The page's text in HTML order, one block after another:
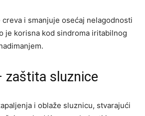
creva i smanjuje osećaj nelagodnosti
je korisna kod sindroma iritabilnog
zaštita sluznice
i oblaže sluznicu, stvarajući